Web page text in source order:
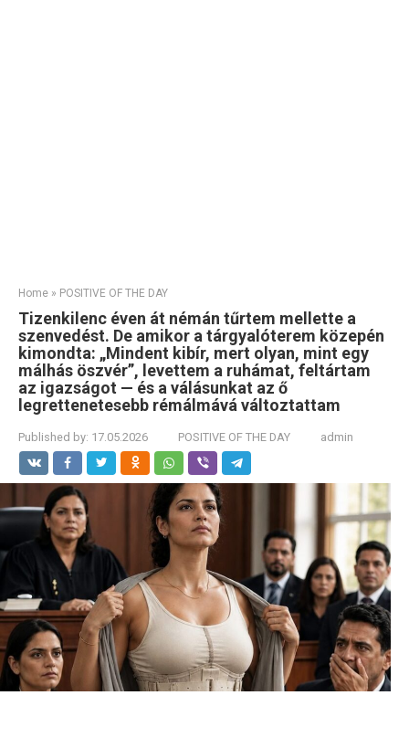
Home » POSITIVE OF THE DAY
Tizenkilenc éven át némán tűrtem mellette a
szenvedést. De amikor a tárgyalóterem közepén
kimondta: „Mindent kibír, mert olyan, mint egy
málhás öszvér”, levettem a ruhámat, feltártam
az igazságot — és a válásunkat az ő
legrettenetesebb rémálmává változtattam
Published by: 17.05.2026 POSITIVE OF THE DAY admin